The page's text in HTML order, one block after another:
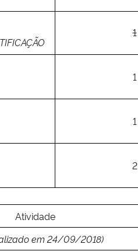
1
1
1
2
Atividade
em 24/09/2018)